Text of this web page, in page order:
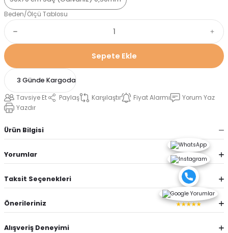
Beden/Ölçü Tablosu
Sepete Ekle
3 Günde Kargoda
Tavsiye Et Paylaş Karşılaştır Fiyat Alarmı
Yorum Yaz
Yazdır
Ürün Bilgisi
Yorumlar
Taksit Seçenekleri
Önerileriniz
Alışveriş Deneyimi
★★★★★